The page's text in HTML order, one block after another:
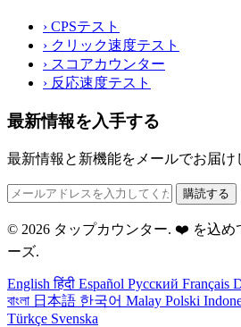
› CPSテスト
› クリック速度テスト
› スコアカウンター
› 反応速度テスト
最新情報を入手する
最新情報と新機能をメールでお届け
購読する
© 2026 タップカウンター. ❤️ を込め
ーズ.
Englishहिंदी Español Русский Français
বাংলা 日本語 한국어 Malay Polski
Türkçe Svenska